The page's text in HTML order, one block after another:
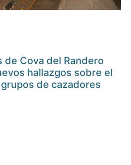
de Cova del Randero
hallazgos sobre el
de cazadores